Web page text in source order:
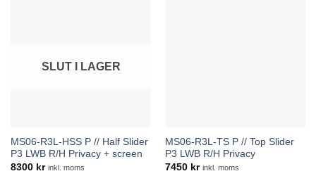
SLUT I LAGER
MS06-R3L-HSS P // Half Slider
P3 LWB R/H Privacy + screen
8300 kr inkl. moms
MS06-R3L-TS P // Top Slider
P3 LWB R/H Privacy
7450 kr inkl. moms